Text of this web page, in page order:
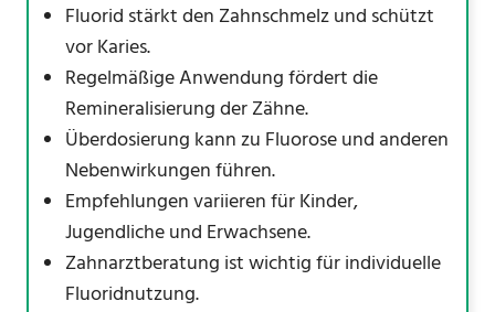
Fluorid stärkt den Zahnschmelz und schützt
vor Karies.
Regelmäßige Anwendung fördert die
Remineralisierung der Zähne.
Überdosierung kann zu Fluorose und anderen
Nebenwirkungen führen.
Empfehlungen variieren für Kinder,
Jugendliche und Erwachsene.
Zahnarztberatung ist wichtig für individuelle
Fluoridnutzung.